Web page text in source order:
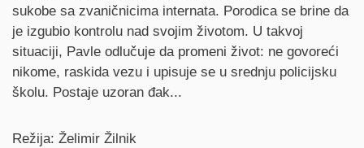
sukobe sa zvaničnicima internata. Porodica se brine da
je izgubio kontrolu nad svojim životom. U takvoj
situaciji, Pavle odlučuje da promeni život: ne govoreći
nikome, raskida vezu i upisuje se u srednju policijsku
školu. Postaje uzoran đak...
Credits
Režija: Želimir Žilnik